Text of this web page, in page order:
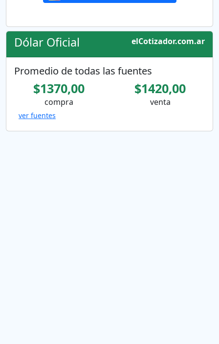
Dólar Oficial elCotizador.com.ar
Promedio de todas las fuentes
$1370,00
compra
$1420,00
venta
ver fuentes